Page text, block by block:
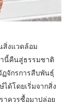
สิ่งแวดล้อม
นี้คืนสู่ธรรมชาติ
ฏจักรการสืบพันธุ์
ด้โดยเริ่มจากสิ่ง
าควรซื้อมาปล่อย